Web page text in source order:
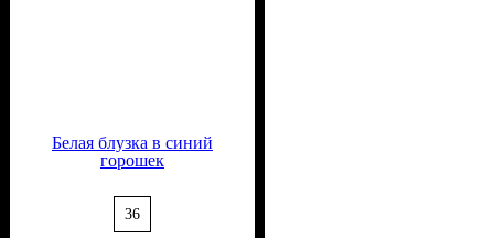
Белая блузка в синий
горошек
36